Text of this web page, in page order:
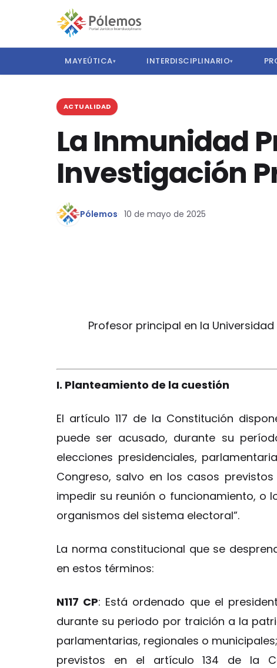
MAYEÚTICA▾ INTERDISCIPLINARIO▾
ACTUALIDAD
La Inmunidad
Investigación
Pólemos 10 de mayo de 2025
Profesor principal en la Universidad
I. Planteamiento de la cuestión
El artículo 117 de la Constitución
puede ser acusado, durante su
elecciones presidenciales,
Congreso, salvo en los casos
impedir su reunión o funcionamiento, o
organismos del sistema electoral”.
La norma constitucional que se
en estos términos:
N117 CP: Está ordenado que el
durante su periodo por traición a la
parlamentarias, regionales o
previstos en el artículo 134 de la